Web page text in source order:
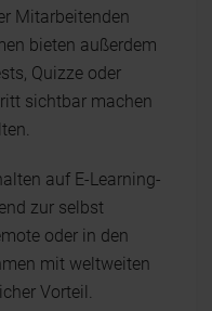
Mitarbeitenden
bieten außerdem
Quizze oder
sichtbar machen
auf E-Learning-
zur selbst
oder in den
mit weltweiten
Vorteil.